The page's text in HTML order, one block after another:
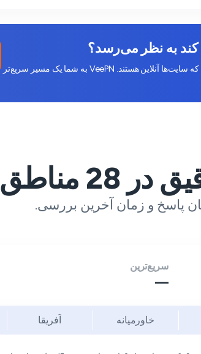
کاهش سرعت ISP، ازدحام و مشکلات DNS می‌توانند شما را کند کنند حتی زمانی که سایت‌ها آنلاین هستند. VeePN به شما یک مسیر سریع‌تر
در 28مناطق
پاسخ و زمان آخرین بررسی.
سریع‌ترین
—
خاورمیانه آفریقا